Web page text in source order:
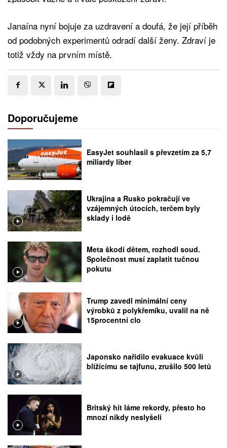
Janaína nyní bojuje za uzdravení a doufá, že její příběh
od podobných experimentů odradí další ženy. Zdraví je
totiž vždy na prvním místě.
Doporučujeme
EasyJet souhlasil s převzetím za 5,7
miliardy liber
Ukrajina a Rusko pokračují ve
vzájemných útocích, terčem byly
sklady i lodě
Meta škodí dětem, rozhodl soud.
Společnost musí zaplatit tučnou
pokutu
Trump zavedl minimální ceny
výrobků z polykřemíku, uvalil na ně
15procentní clo
Japonsko nařídilo evakuace kvůli
blížícímu se tajfunu, zrušilo 500 letů
Britský hit láme rekordy, přesto ho
mnozí nikdy neslyšeli